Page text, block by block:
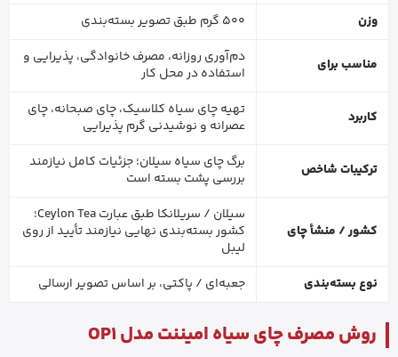
وزن
500 گرم طبق تصویر بسته‌بندی
مناسب برای
دم‌آوری روزانه، مصرف خانوادگی، پذیرایی و
استفاده در محل کار
کاربرد
تهیه چای سیاه کلاسیک، چای صبحانه، چای
عصرانه و نوشیدنی گرم پذیرایی
ترکیبات شاخص
برگ چای سیاه سیلان؛ جزئیات کامل نیازمند
بررسی پشت بسته است
کشور / منشأ چای
سیلان / سریلانکا طبق عبارت Ceylon Tea؛
کشور بسته‌بندی نهایی نیازمند تأیید از روی
لیبل
نوع بسته‌بندی
جعبه‌ای / پاکتی، بر اساس تصویر ارسالی
روش مصرف چای سیاه امیننت مدل OP1